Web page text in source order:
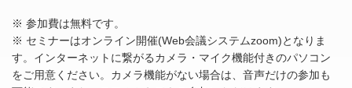
※ 参加費は無料です。
※ セミナーはオンライン開催(Web会議システムzoom)となりま
す。インターネットに繋がるカメラ・マイク機能付きのパソコン
をご用意ください。カメラ機能がない場合は、音声だけの参加も